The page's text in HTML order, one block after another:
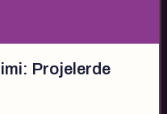
Projelerde